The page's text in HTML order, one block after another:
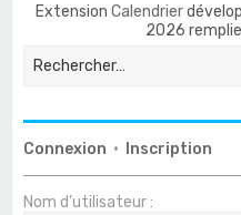
Extension Calendrier
2026
Connexion • Inscription
Nom d’utilisateur :